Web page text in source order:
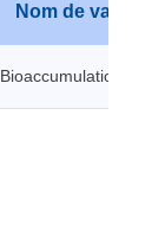
Nom de valeur
Bioaccumulation BCF